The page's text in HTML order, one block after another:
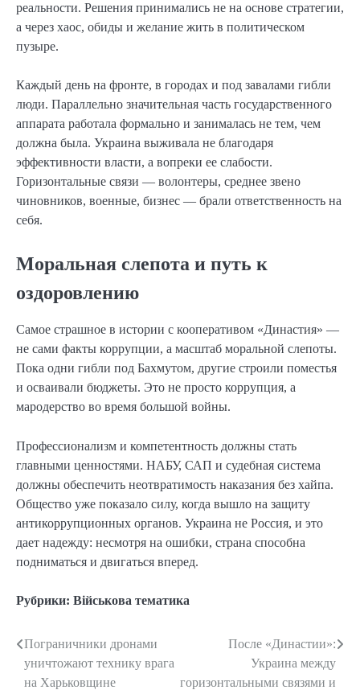
реальности. Решения принимались не на основе стратегии,
а через хаос, обиды и желание жить в политическом
пузыре.
Каждый день на фронте, в городах и под завалами гибли
люди. Параллельно значительная часть государственного
аппарата работала формально и занималась не тем, чем
должна была. Украина выживала не благодаря
эффективности власти, а вопреки ее слабости.
Горизонтальные связи — волонтеры, среднее звено
чиновников, военные, бизнес — брали ответственность на
себя.
Моральная слепота и путь к
оздоровлению
Самое страшное в истории с кооперативом «Династия» —
не сами факты коррупции, а масштаб моральной слепоты.
Пока одни гибли под Бахмутом, другие строили поместья
и осваивали бюджеты. Это не просто коррупция, а
мародерство во время большой войны.
Профессионализм и компетентность должны стать
главными ценностями. НАБУ, САП и судебная система
должны обеспечить неотвратимость наказания без хайпа.
Общество уже показало силу, когда вышло на защиту
антикоррупционных органов. Украина не Россия, и это
дает надежду: несмотря на ошибки, страна способна
подниматься и двигаться вперед.
Рубрики: Військова тематика
Навигация
по
Пограничники дронами
уничтожают технику врага
на Харьковщине
После «Династии»:
Украина между
горизонтальными связями и